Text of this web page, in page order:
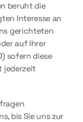
beruht die
Interesse an
gerichteten
auf Ihrer
sofern diese
jederzeit
bis Sie uns zur